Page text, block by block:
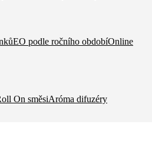
EO podle ročního obdobíOnline
On směsiAróma difuzéry